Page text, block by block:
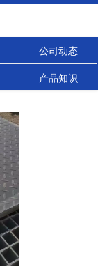
公司动态
产品知识